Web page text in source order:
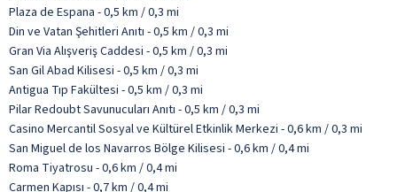
Plaza de Espana - 0,5 km / 0,3 mi
Din ve Vatan Şehitleri Anıtı - 0,5 km / 0,3 mi
Gran Via Alışveriş Caddesi - 0,5 km / 0,3 mi
San Gil Abad Kilisesi - 0,5 km / 0,3 mi
Antigua Tıp Fakültesi - 0,5 km / 0,3 mi
Pilar Redoubt Savunucuları Anıtı - 0,5 km / 0,3 mi
Casino Mercantil Sosyal ve Kültürel Etkinlik Merkezi - 0,6 km / 0,3 mi
San Miguel de los Navarros Bölge Kilisesi - 0,6 km / 0,4 mi
Roma Tiyatrosu - 0,6 km / 0,4 mi
Carmen Kapısı - 0,7 km / 0,4 mi